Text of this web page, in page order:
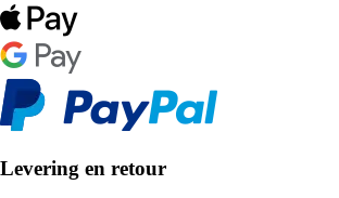
Levering en retour